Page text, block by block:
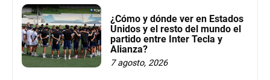
¿Cómo y dónde ver en Estados
Unidos y el resto del mundo el
partido entre Inter Tecla y
Alianza?
7 agosto, 2026